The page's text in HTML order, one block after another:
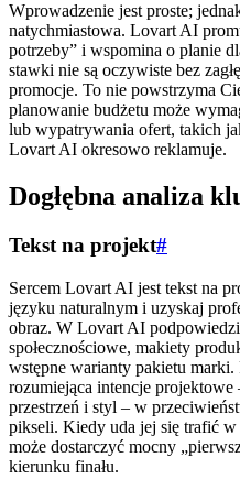
Wprowadzenie jest proste;
natychmiastowa. Lovart AI
potrzeby” i wspomina o planie
stawki nie są oczywiste bez
promocje. To nie powstrzyma
planowanie budżetu może
lub wypatrywania ofert, takich
Lovart AI okresowo reklamuje.
Dogłębna analiza
Tekst na projekt#
Sercem Lovart AI jest tekst na
języku naturalnym i uzyskaj
obraz. W Lovart AI
społecznościowe, makiety
wstępne warianty pakietu
rozumiejąca intencje projektowe
przestrzeń i styl – w
pikseli. Kiedy uda jej się trafić
może dostarczyć mocny
kierunku finału.